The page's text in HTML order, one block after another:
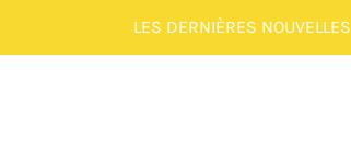
au
LES DERNIÈRES NOUVELLES